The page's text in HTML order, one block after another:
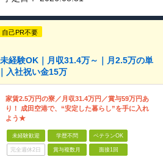
自己PR不要
経験OK｜月収31.4万～｜月2.5万の単
入社祝い金15万
家賃2.5万円の寮／月収31.4万円／賞与59万円あ
り！ 成田空港で、“安定した暮らし”を手に入れ
よう★
未経験歓迎 学歴不問 ベテランOK
完全週休2日 賞与複数月 面接1回